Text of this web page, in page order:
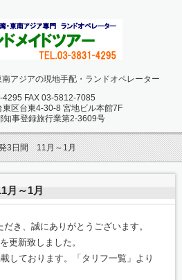
アジアの現地手配・ランドオペレーター
4295 FAX 03-5812-7085
東区台東4-30-8 宮地ビル本館7F
知事登録旅行業第2-3609号
3日間 11月～1月
～1月
き、誠にありがとうございます。
更新致しました。
しております。「タリフ一覧」より